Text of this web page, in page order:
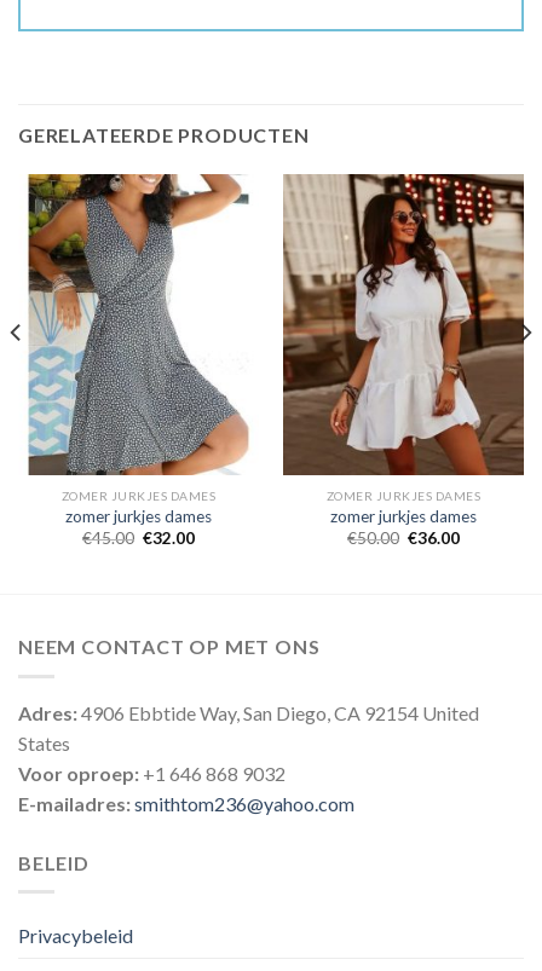
GERELATEERDE PRODUCTEN
ZOMER JURKJES DAMES
zomer jurkjes dames
€45.00 €32.00
ZOMER JURKJES DAMES
zomer jurkjes dames
€50.00 €36.00
NEEM CONTACT OP MET ONS
Adres:4906 Ebbtide Way, San Diego, CA 92154 United
States
Voor oproep: +1 646 868 9032
E-mailadres:smithtom236@yahoo.com
BELEID
Privacybeleid